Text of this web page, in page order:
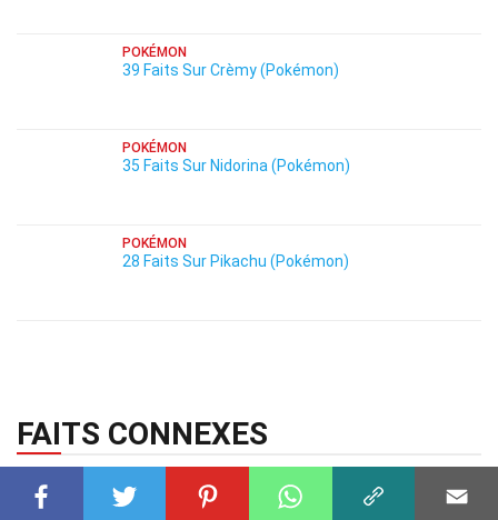
POKÉMON
39 Faits Sur Crèmy (Pokémon)
POKÉMON
35 Faits Sur Nidorina (Pokémon)
POKÉMON
28 Faits Sur Pikachu (Pokémon)
FAITS CONNEXES